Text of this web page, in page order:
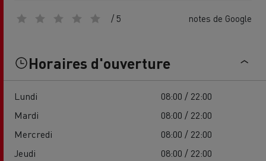
/ 5 notes de Google
Horaires d'ouverture
Lundi
08:00 / 22:00
Mardi
08:00 / 22:00
Mercredi
08:00 / 22:00
Jeudi
08:00 / 22:00